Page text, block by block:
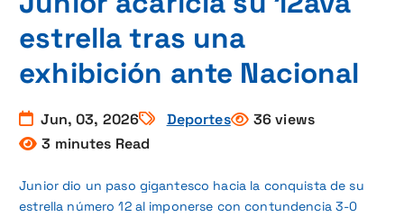
estrella tras una
exhibición ante Nacional
Jun, 03, 2026 Deportes
36 views
3 minutes Read
Junior dio un paso gigantesco hacia la conquista de su
estrella número 12 al imponerse con contundencia 3-0